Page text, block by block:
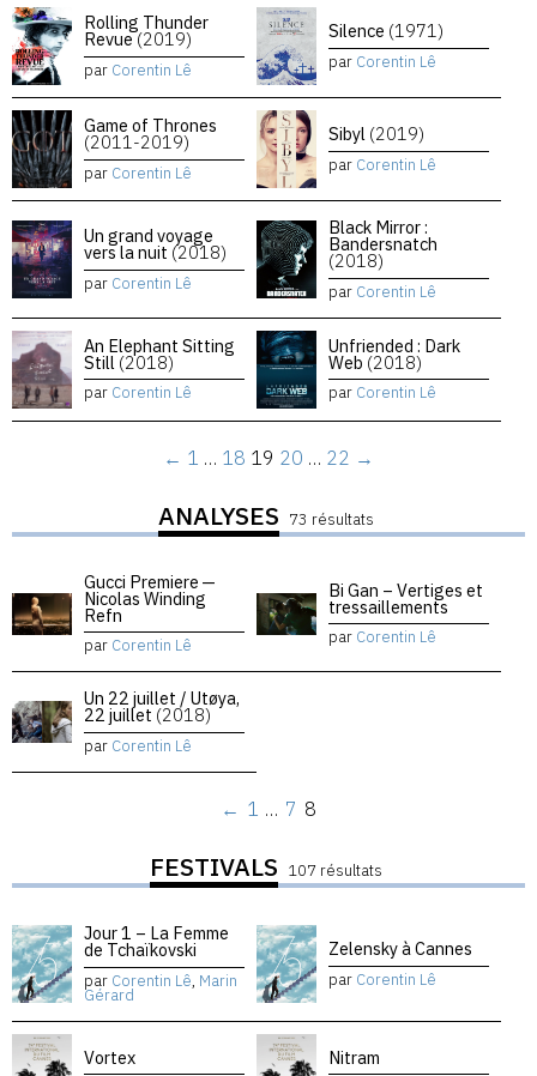
Rolling Thunder
Revue(2019)
par Corentin Lê
Silence (1971)
par Corentin Lê
Game of Thrones
(2011-2019)
par Corentin Lê
Sibyl (2019)
par Corentin Lê
Un grand voyage
vers la nuit (2018)
par Corentin Lê
Black Mirror :
Bandersnatch
(2018)
par Corentin Lê
An Elephant Sitting
Still (2018)
par Corentin Lê
Unfriended : Dark
Web (2018)
par Corentin Lê
← 1 … 18 19 20 … 22 →
ANALYSES 73 résultats
Gucci Premiere —
Nicolas Winding
Refn
par Corentin Lê
Bi Gan – Vertiges et
tressaillements
par Corentin Lê
Un 22 juillet / Utøya,
22 juillet (2018)
par Corentin Lê
← 1 … 7 8
FESTIVALS 107 résultats
Jour 1 – La Femme
de Tchaïkovski
par Corentin Lê, Marin
Gérard
Zelensky à Cannes
par Corentin Lê
Vortex Nitram